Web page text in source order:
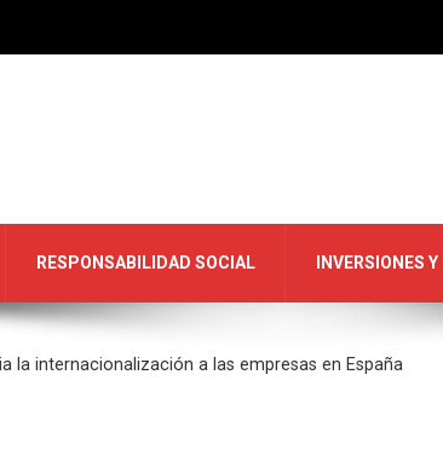
RESPONSABILIDAD SOCIAL INVERSIONES
la internacionalización a las empresas en España